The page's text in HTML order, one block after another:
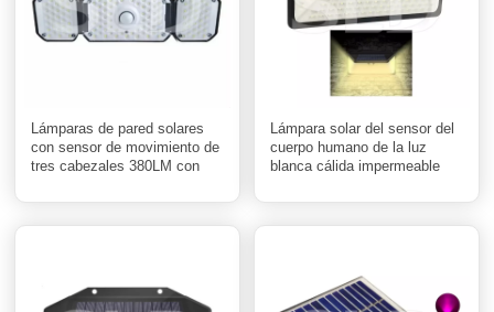
Lámparas de pared solares
con sensor de movimiento de
tres cabezales 380LM con
Lámpara solar del sensor del
cuerpo humano de la luz
blanca cálida impermeable